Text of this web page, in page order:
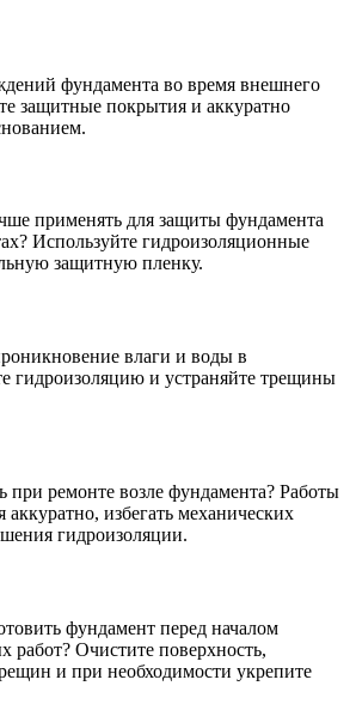
фундамента во время внешнего
защитные покрытия и аккуратно
применять для защиты фундамента
Используйте гидроизоляционные
защитную пленку.
влаги и воды в
гидроизоляцию и устраняйте трещины
при ремонте возле фундамента? Работы
избегать механических
гидроизоляции.
фундамент перед началом
Очистите поверхность,
и при необходимости укрепите